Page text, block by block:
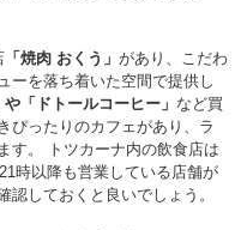
「焼肉 おくう」 があり、こだわ
ーを落ち着いた空間で提供し
「ドトールコーヒー」 など買
ぴったりのカフェがあり、ラ
す。 トツカーナ内の飲食店は
時以降も営業している店舗が
しておくと良いでしょう。